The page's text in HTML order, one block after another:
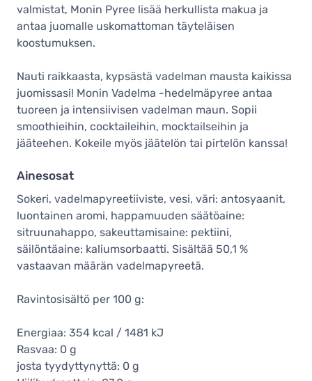
valmistat, Monin Pyree lisää herkullista makua ja
antaa juomalle uskomattoman täyteläisen
koostumuksen.
Nauti raikkaasta, kypsästä vadelman mausta kaikissa
juomissasi! Monin Vadelma -hedelmäpyree antaa
tuoreen ja intensiivisen vadelman maun. Sopii
smoothieihin, cocktaileihin, mocktailseihin ja
jääteehen. Kokeile myös jäätelön tai pirtelön kanssa!
Ainesosat
Sokeri, vadelmapyreetiiviste, vesi, väri: antosyaanit,
luontainen aromi, happamuuden säätöaine:
sitruunahappo, sakeuttamisaine: pektiini,
säilöntäaine: kaliumsorbaatti. Sisältää 50,1 %
vastaavan määrän vadelmapyreetä.
Ravintosisältö per 100 g:
Energiaa: 354 kcal / 1481 kJ
Rasvaa: 0 g
josta tyydyttynyttä: 0 g